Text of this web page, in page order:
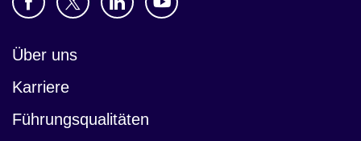
Über uns
Karriere
Führungsqualitäten